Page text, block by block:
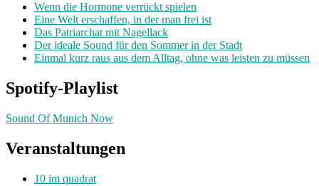
Wenn die Hormone verrückt spielen
Eine Welt erschaffen, in der man frei ist
Das Patriarchat mit Nagellack
Der ideale Sound für den Sommer in der Stadt
Einmal kurz raus aus dem Alltag, ohne was leisten zu müssen
Spotify-Playlist
Sound Of Munich Now
Veranstaltungen
10 im quadrat